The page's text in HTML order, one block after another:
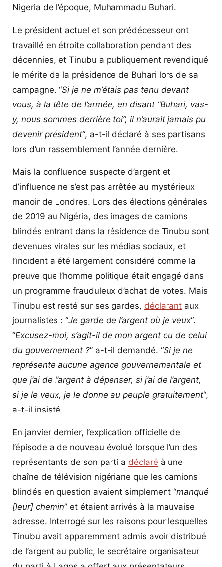
Nigeria de l’époque, Muhammadu Buhari.
Le président actuel et son prédécesseur ont
travaillé en étroite collaboration pendant des
décennies, et Tinubu a publiquement revendiqué
le mérite de la présidence de Buhari lors de sa
campagne. “Si je ne m’étais pas tenu devant
vous, à la tête de l’armée, en disant “Buhari, vas-
y, nous sommes derrière toi”, il n’aurait jamais pu
devenir président“, a-t-il déclaré à ses partisans
lors d’un rassemblement l’année dernière.
Mais la confluence suspecte d’argent et
d’influence ne s’est pas arrêtée au mystérieux
manoir de Londres. Lors des élections générales
de 2019 au Nigéria, des images de camions
blindés entrant dans la résidence de Tinubu sont
devenues virales sur les médias sociaux, et
l’incident a été largement considéré comme la
preuve que l’homme politique était engagé dans
un programme frauduleux d’achat de votes. Mais
Tinubu est resté sur ses gardes, déclarant aux
journalistes : “Je garde de l’argent où je veux“.
“Excusez-moi, s’agit-il de mon argent ou de celui
du gouvernement ?” a-t-il demandé. “Si je ne
représente aucune agence gouvernementale et
que j’ai de l’argent à dépenser, si j’ai de l’argent,
si je le veux, je le donne au peuple gratuitement“,
a-t-il insisté.
En janvier dernier, l’explication officielle de
l’épisode a de nouveau évolué lorsque l’un des
représentants de son parti a déclaré à une
chaîne de télévision nigériane que les camions
blindés en question avaient simplement “manqué
[leur] chemin” et étaient arrivés à la mauvaise
adresse. Interrogé sur les raisons pour lesquelles
Tinubu avait apparemment admis avoir distribué
de l’argent au public, le secrétaire organisateur